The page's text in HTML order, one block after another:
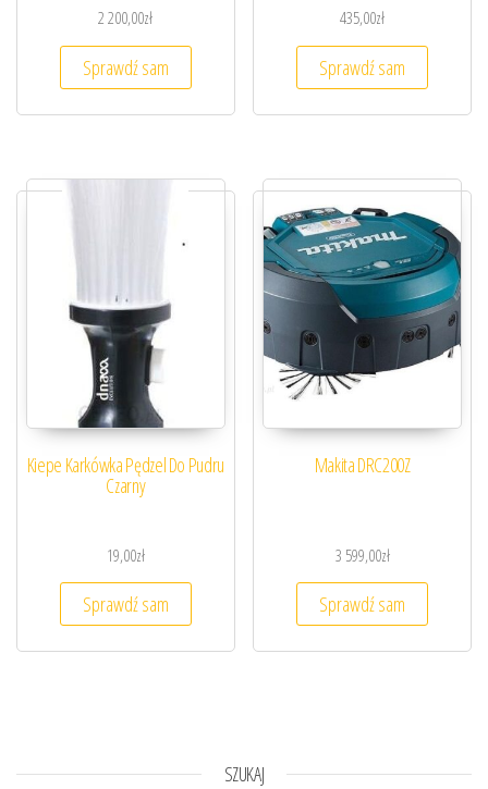
2 200,00zł
Sprawdź sam
435,00zł
Sprawdź sam
Kiepe Karkówka Pędzel Do Pudru
Czarny
19,00zł
Sprawdź sam
Makita DRC200Z
3 599,00zł
Sprawdź sam
SZUKAJ